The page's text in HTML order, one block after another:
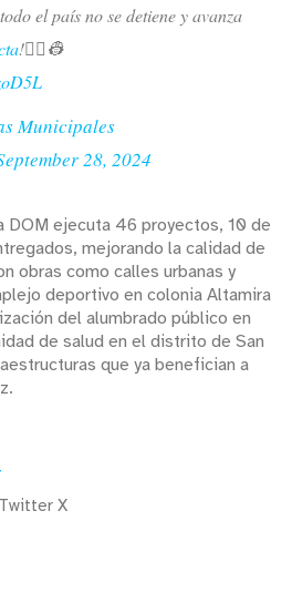
el país no se detiene y avanza
!👷‍♂️👷
Municipales
28, 2024
DOM ejecuta 46 proyectos, 10 de
mejorando la calidad de
obras como calles urbanas y
deportivo en colonia Altamira
del alumbrado público en
de salud en el distrito de San
que ya benefician a
Twitter X